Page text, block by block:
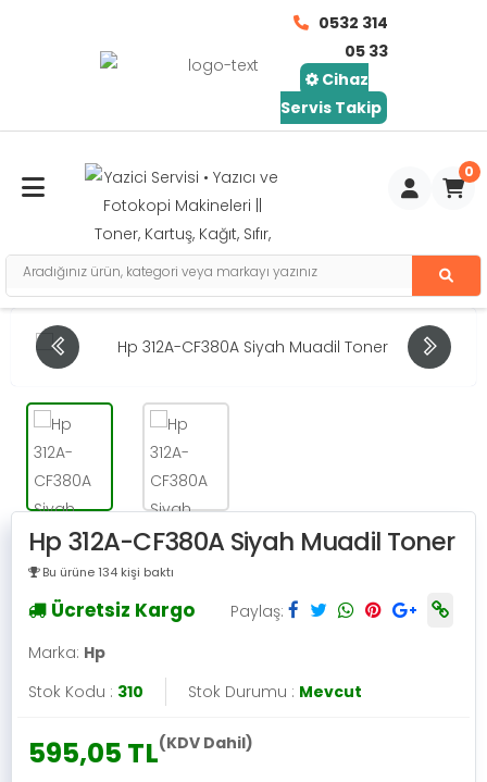
0532 314
05 33
Cihaz
Servis Takip
Toggle mobile menu 0
Hp 312A-CF380A Siyah Muadil Toner
Bu ürüne 134 kişi baktı
Ücretsiz Kargo
Paylaş:
Marka: Hp
Stok Kodu : 310 Stok Durumu : Mevcut
595,05 TL(KDV Dahil)